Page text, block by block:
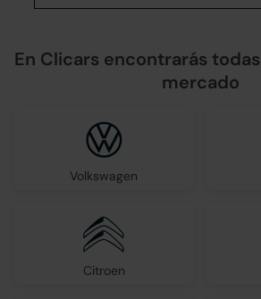
En Clicars encontrarás
mercado
Volkswagen
Citroen